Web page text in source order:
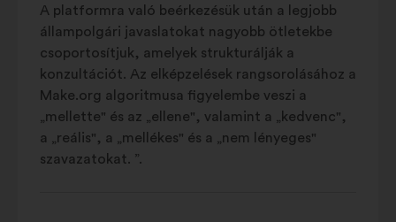
A platformra való beérkezésük után a legjobb
állampolgári javaslatokat nagyobb ötletekbe
csoportosítjuk, amelyek strukturálják a
konzultációt. Az elképzelések rangsorolásához a
Make.org algoritmusa figyelembe veszi a
„mellette" és az „ellene", valamint a „kedvenc",
a „reális", a „mellékes" és a „nem lényeges"
szavazatokat. ”.